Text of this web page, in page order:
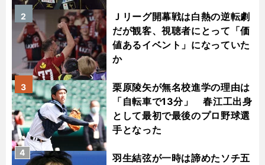
Ｊリーグ開幕戦は白熱の逆転劇
だが観客、視聴者にとって「価
値あるイベント」になっていた
か
2
栗原陵矢が無名校進学の理由は
「自転車で13分」 春江工出身
として最初で最後のプロ野球選
手となった
3
羽生結弦が一時は諦めたソチ五
4